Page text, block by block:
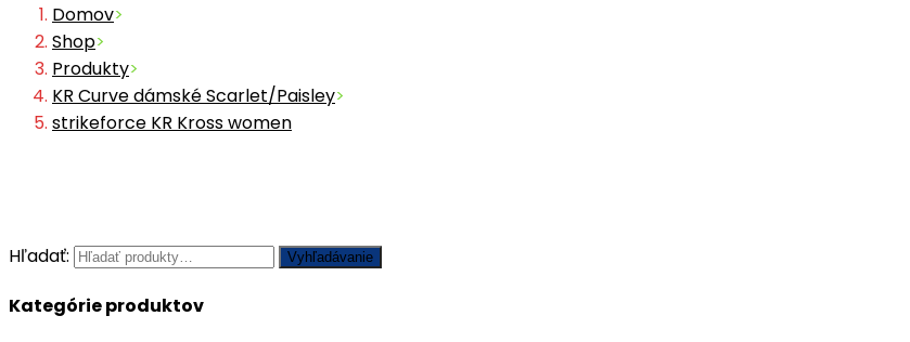
Domov>
Shop>
Produkty>
KR Curve dámské Scarlet/Paisley>
strikeforce KR Kross women
Hľadať: Vyhľadávanie
Kategórie produktov